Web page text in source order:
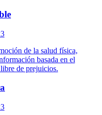
de la salud física,
basada en el
de prejuicios.